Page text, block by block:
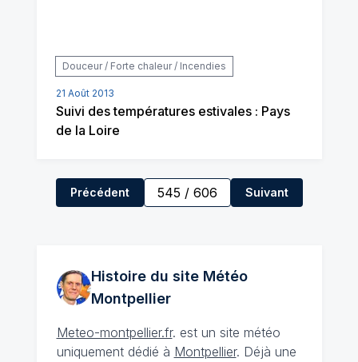
Douceur / Forte chaleur / Incendies
21 Août 2013
Suivi des températures estivales : Pays
de la Loire
Précédent 545 / 606 Suivant
Histoire du site Météo
Montpellier
Meteo-montpellier.fr. est un site météo
uniquement dédié à Montpellier. Déjà une